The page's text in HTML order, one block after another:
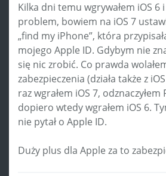
Kilka dni temu wgrywałem iOS 6
problem, bowiem na iOS 7
„find my iPhone”, która
mojego Apple ID. Gdybym nie
się nic zrobić. Co prawda
zabezpieczenia (działa także z
raz wgrałem iOS 7,
dopiero wtedy wgrałem iOS 6.
nie pytał o Apple ID.
Duży plus dla Apple za to